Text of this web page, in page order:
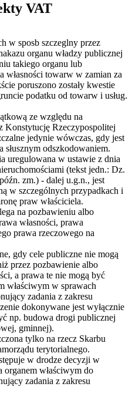
VAT
w sposb szczeglny przez
organu władzy publicznej
takiego organu lub
własności towarw w zamian za
poruszono zostały kwestie
podatku od towarw i usług.
ze względu na
Konstytucję Rzeczypospolitej
jedynie wówczas, gdy jest
odszkodowaniem.
uregulowana w ustawie z dnia
(tekst jedn.: Dz.
zm.) - dalej u.g.n., jest
w szczególnych przypadkach i
praw właściciela.
na pozbawieniu albo
własności, prawa
prawa rzeczowego na
gdy cele publiczne nie mogą
przez pozbawienie albo
a prawa te nie mogą być
właściwym w sprawach
zadania z zakresu
dokonywane jest wyłącznie
np. budowa drogi publicznej
gminnej).
tylko na rzecz Skarbu
terytorialnego.
w drodze decyzji w
organem właściwym do
zadania z zakresu